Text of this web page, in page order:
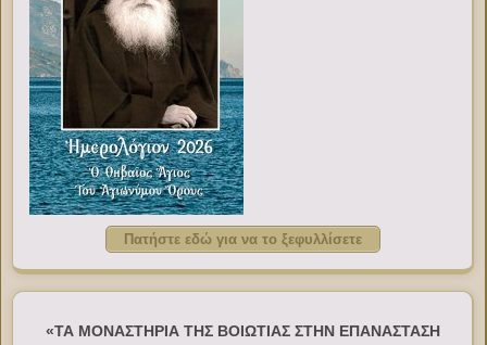
Πατήστε εδώ για να το ξεφυλλίσετε
«ΤΑ ΜΟΝΑΣΤΗΡΙΑ ΤΗΣ ΒΟΙΩΤΙΑΣ ΣΤΗΝ ΕΠΑΝΑΣΤΑΣΗ